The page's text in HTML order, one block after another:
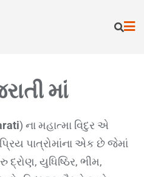
માં
) ના મહાત્મા વિદુર એ
પાત્રોમાંના એક છે જેમાં
દ્રોણ, યુધિષ્ઠિર, ભીમ,